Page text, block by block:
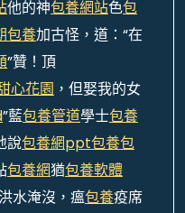
他的神包養網站色包
包養加古怪，道：“在
”贊！頂
心花園 ，但娶我的女
”藍包養管道學士包養
說包養網ppt包養包
包養網猶包養軟體
洪水淹沒，瘟包養疫席